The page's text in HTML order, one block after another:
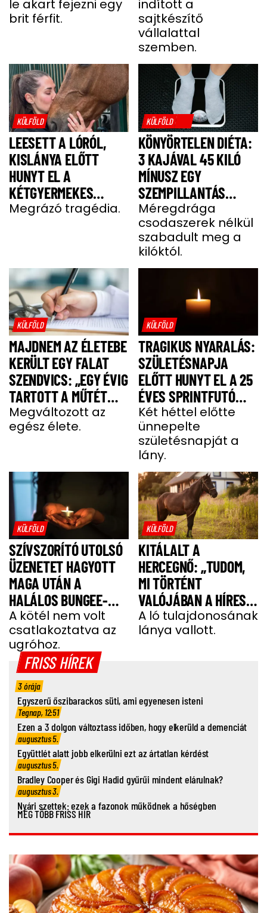
MIGRÁNSERŐSZAK
MIATT
le akart fejezni egy
brit férfit.
A FÉRJ
indított a
sajtkészítő
vállalattal
szemben.
KÜLFÖLD
LEESETT A LÓRÓL,
KISLÁNYA ELŐTT
HUNYT EL A
KÉTGYERMEKES
DONATELLA
Megrázó tragédia.
KÜLFÖLD
KÖNYÖRTELEN DIÉTA:
3 KAJÁVAL 45 KILÓ
MÍNUSZ EGY
SZEMPILLANTÁS
ALATT
Méregdrága
csodaszerek nélkül
szabadult meg a
kilóktól.
KÜLFÖLD
MAJDNEM AZ ÉLETEBE
KERÜLT EGY FALAT
SZENDVICS: „EGY ÉVIG
TARTOTT A MŰTÉT
UTÁNI FELÉPÜLÉS”
Megváltozott az
egész élete.
KÜLFÖLD
TRAGIKUS NYARALÁS:
SZÜLETÉSNAPJA
ELŐTT HUNYT EL A 25
ÉVES SPRINTFUTÓ
LÁNY
Két héttel előtte
ünnepelte
születésnapját a
lány.
KÜLFÖLD
SZÍVSZORÍTÓ UTOLSÓ
ÜZENETET HAGYOTT
MAGA UTÁN A
HALÁLOS BUNGEE-
UGRÁS ELŐTT A
FIATAL NŐ
A kötél nem volt
csatlakoztatva az
ugróhoz.
KÜLFÖLD
KITÁLALT A
HERCEGNŐ: „TUDOM,
MI TÖRTÉNT
VALÓJÁBAN A HÍRES
SHERGAR CSŐDÖRREL”
A ló tulajdonosának
lánya vallott.
FRISS HÍREK
3 órája
Egyszerű őszibarackos süti, ami egyenesen isteni
Tegnap, 12:51
Ezen a 3 dolgon változtass időben, hogy elkerüld a demenciát
augusztus 5.
Együttlét alatt jobb elkerülni ezt az ártatlan kérdést
augusztus 5.
Bradley Cooper és Gigi Hadid gyűrűi mindent elárulnak?
augusztus 3.
Nyári szettek: ezek a fazonok működnek a hőségben
MÉG TÖBB FRISS HÍR